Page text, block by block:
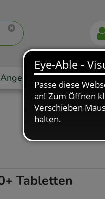
Markenshops
Tabletten